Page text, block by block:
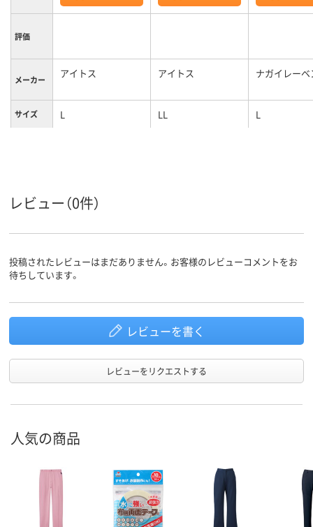
評価
メーカー アイトス アイトス ナガイレーベ
サイズ L LL L
ストレッチギャバ
100%）
100%）
レビュー（0件）
投稿されたレビューはまだありません。お客様のレビューコメントをお
待ちしています。
レビューを書く
レビューをリクエストする
人気の商品